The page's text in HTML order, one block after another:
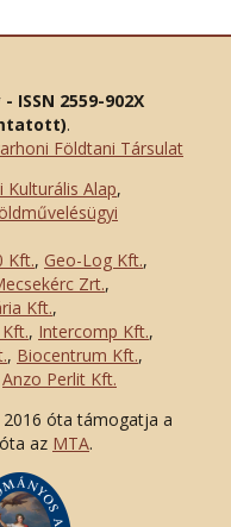
ISSN 2559-902X
.
Földtani Társulat
Kulturális Alap,
Kft., Geo-Log Kft.,
Zrt.,
Kft.,
, Intercomp Kft.,
, Biocentrum Kft.,
Anzo Perlit Kft.
óta támogatja a
az MTA.